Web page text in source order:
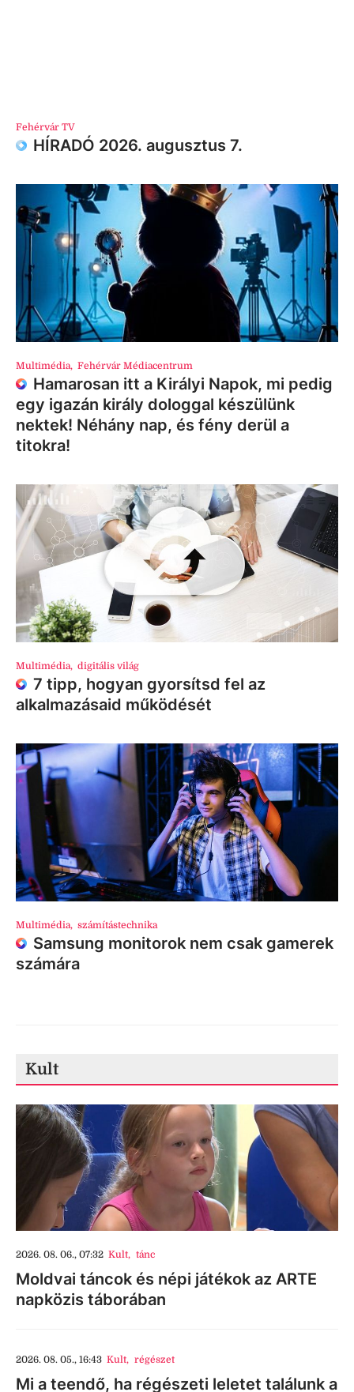
Fehérvár TV
HÍRADÓ 2026. augusztus 7.
Multimédia, Fehérvár Médiacentrum
Hamarosan itt a Királyi Napok, mi pedig
egy igazán király dologgal készülünk
nektek! Néhány nap, és fény derül a
titokra!
Multimédia, digitális világ
7 tipp, hogyan gyorsítsd fel az
alkalmazásaid működését
Multimédia, számítástechnika
Samsung monitorok nem csak gamerek
számára
Kult
2026. 08. 06., 07:32 Kult, tánc
Moldvai táncok és népi játékok az ARTE
napközis táborában
2026. 08. 05., 16:43 Kult, régészet
Mi a teendő, ha régészeti leletet találunk a